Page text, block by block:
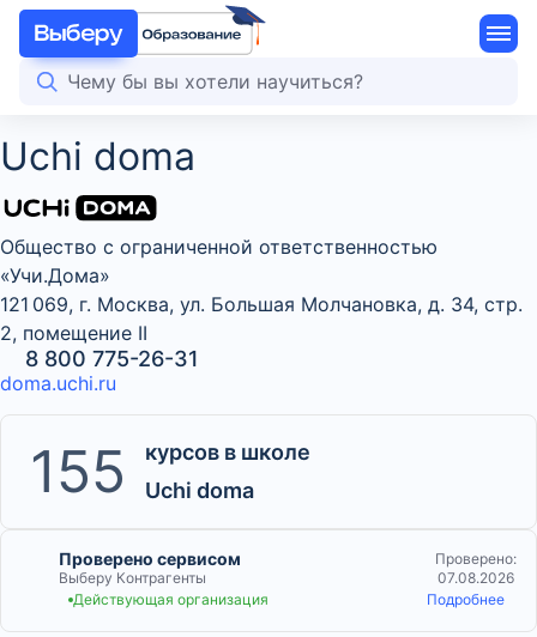
Uchi doma
8 800 775-26-31
Общество с ограниченной ответственностью
«Учи.Дома»
121 069, г. Москва, ул. Большая Молчановка, д. 34, стр.
2, помещение II
doma.uchi.ru
155
курсов в школе
Uchi doma
Проверено сервисом
Выберу Контрагенты
Проверено:
07.08.2026
Действующая организация
Подробнее